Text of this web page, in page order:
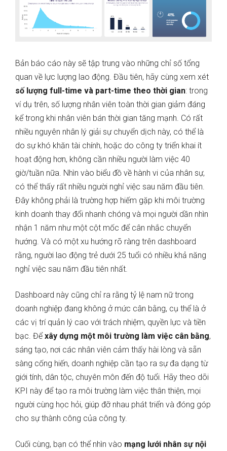
Bản báo cáo này sẽ tập trung vào những chỉ số tổng
quan về lực lượng lao động. Đầu tiên, hãy cùng xem xét
số lượng full-time và part-time theo thời gian: trong
ví dụ trên, số lượng nhân viên toàn thời gian giảm đáng
kể trong khi nhân viên bán thời gian tăng mạnh. Có rất
nhiều nguyên nhân lý giải sự chuyển dịch này, có thể là
do sự khó khăn tài chính, hoặc do công ty triển khai ít
hoạt động hơn, không cần nhiều người làm việc 40
giờ/tuần nữa. Nhìn vào biểu đồ về hành vi của nhân sự,
có thể thấy rất nhiều người nghỉ việc sau năm đầu tiên.
Đây không phải là trường hợp hiếm gặp khi môi trường
kinh doanh thay đổi nhanh chóng và mọi người dần nhìn
nhận 1 năm như một cột mốc để cân nhắc chuyển
hướng. Và có một xu hướng rõ ràng trên dashboard
rằng, người lao động trẻ dưới 25 tuổi có nhiều khả năng
nghỉ việc sau năm đầu tiên nhất.
Dashboard này cũng chỉ ra rằng tỷ lệ nam nữ trong
doanh nghiệp đang không ở mức cân bằng, cụ thể là ở
các vị trí quản lý cao với trách nhiệm, quyền lực và tiền
bạc. Đểxây dựng một môi trường làm việc cân bằng,
sáng tạo, nơi các nhân viên cảm thấy hài lòng và sẵn
sàng cống hiến, doanh nghiệp cần tạo ra sự đa dạng từ
giới tính, dân tộc, chuyên môn đến độ tuổi. Hãy theo dõi
KPI này để tạo ra môi trường làm việc thân thiện, mọi
người cùng học hỏi, giúp đỡ nhau phát triển và đóng góp
cho sự thành công của công ty.
Cuối cùng, bạn có thể nhìn vào mạng lưới nhân sự nội